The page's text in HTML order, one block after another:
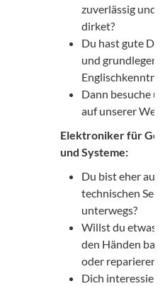
zuverlässig und
dirket?
Du hast gute
und
Dann besuche
auf unserer
Elektroniker für
und Systeme:
Du bist eher auf
technischen
unterwegs?
Willst du etwas
den Händen
oder reparieren?
Dich